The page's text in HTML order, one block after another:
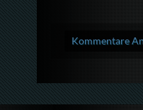
Kommentare